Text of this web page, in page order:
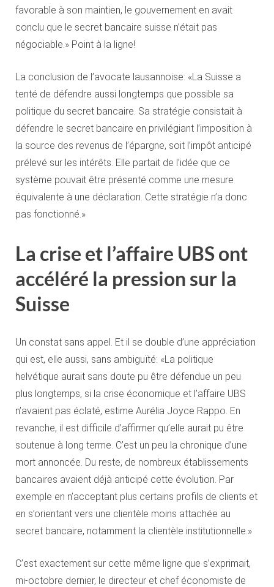
favorable à son maintien, le gouvernement en avait
conclu que le secret bancaire suisse n’était pas
négociable.» Point à la ligne!
La conclusion de l’avocate lausannoise: «La Suisse a
tenté de défendre aussi longtemps que possible sa
politique du secret bancaire. Sa stratégie consistait à
défendre le secret bancaire en privilégiant l’imposition à
la source des revenus de l’épargne, soit l’impôt anticipé
prélevé sur les intérêts. Elle partait de l’idée que ce
système pouvait être présenté comme une mesure
équivalente à une déclaration. Cette stratégie n’a donc
pas fonctionné.»
La crise et l’affaire UBS ont
accéléré la pression sur la
Suisse
Un constat sans appel. Et il se double d’une appréciation
qui est, elle aussi, sans ambiguïté: «La politique
helvétique aurait sans doute pu être défendue un peu
plus longtemps, si la crise économique et l’affaire UBS
n’avaient pas éclaté, estime Aurélia Joyce Rappo. En
revanche, il est difficile d’affirmer qu’elle aurait pu être
soutenue à long terme. C’est un peu la chronique d’une
mort annoncée. Du reste, de nombreux établissements
bancaires avaient déjà anticipé cette évolution. Par
exemple en n’acceptant plus certains profils de clients et
en s’orientant vers une clientèle moins attachée au
secret bancaire, notamment la clientèle institutionnelle.»
C’est exactement sur cette même ligne que s’exprimait,
mi-octobre dernier, le directeur et chef économiste de